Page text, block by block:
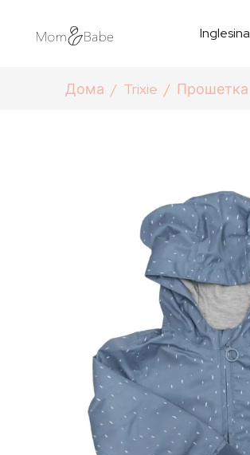
Inglesina
Дома Trixie Прошетка